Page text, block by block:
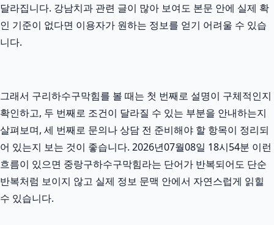
달라집니다. 강남치과 관련 글이 많아 보여도 본문 안에 실제 확
인 기준이 없다면 이용자가 원하는 정보를 얻기 어려울 수 있습
니다.
그래서 구리하수구막힘를 볼 때는 첫 번째로 설명이 구체적인지
확인하고, 두 번째로 조건이 달라질 수 있는 부분을 안내하는지
살펴보며, 세 번째로 문의나 상담 전 준비해야 할 항목이 정리되
어 있는지 보는 것이 좋습니다. 2026년07월08일 18시54분 이런
흐름이 있으면 중랑구하수구막힘라는 단어가 반복되어도 단순
반복처럼 보이지 않고 실제 정보 문맥 안에서 자연스럽게 읽힐
수 있습니다.